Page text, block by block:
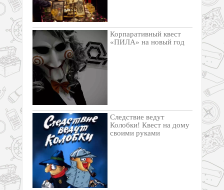
Корпаративный квест
«ПИЛА» на новый год
Следствие ведут
Колобки! Квест на дому
своими руками